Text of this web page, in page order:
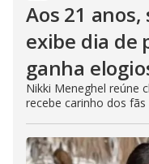
Aos 21
exibe dia de
ganha
Nikki Meneghel reúne
recebe carinho dos fãs